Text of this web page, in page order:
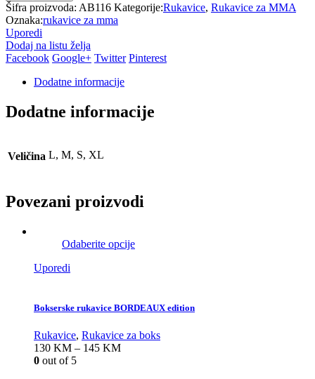
Šifra proizvoda: AB116 Kategorije:Rukavice, Rukavice za MMA
Oznaka:rukavice za mma
Uporedi
Dodaj na listu želja
Facebook Google+ Twitter Pinterest
Dodatne informacije
Dodatne informacije
Veličina L, M, S, XL
Povezani proizvodi
Odaberite opcije
Uporedi
Bokserske rukavice BORDEAUX edition
Rukavice, Rukavice za boks
130 KM – 145 KM
0 out of 5